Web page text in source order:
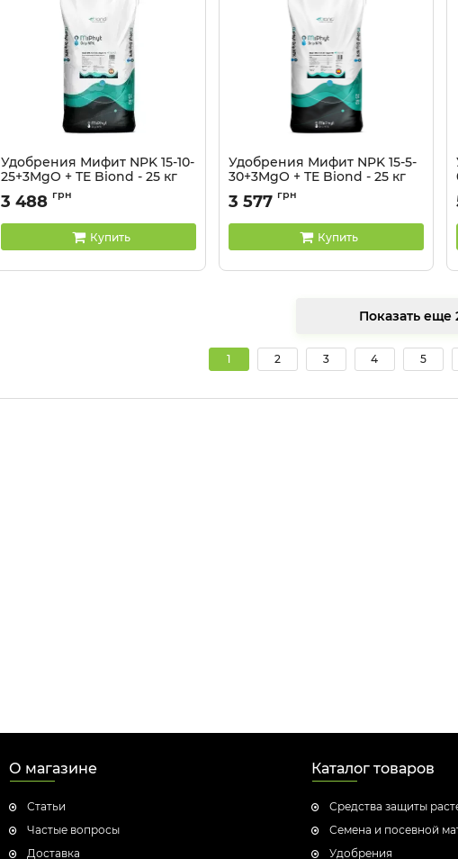
Удобрения Мифит NPK 15-10-
25+3MgO + TE Biond - 25 кг
3 488 грн
Купить
Удобрения Мифит NPK 15-5-
30+3MgO + TE Biond - 25 кг
3 577 грн
Купить
1 2 3 4 5
О магазине
Статьи
Частые вопросы
Доставка
Каталог товаров
Средства защиты
Семена и посевной
Удобрения